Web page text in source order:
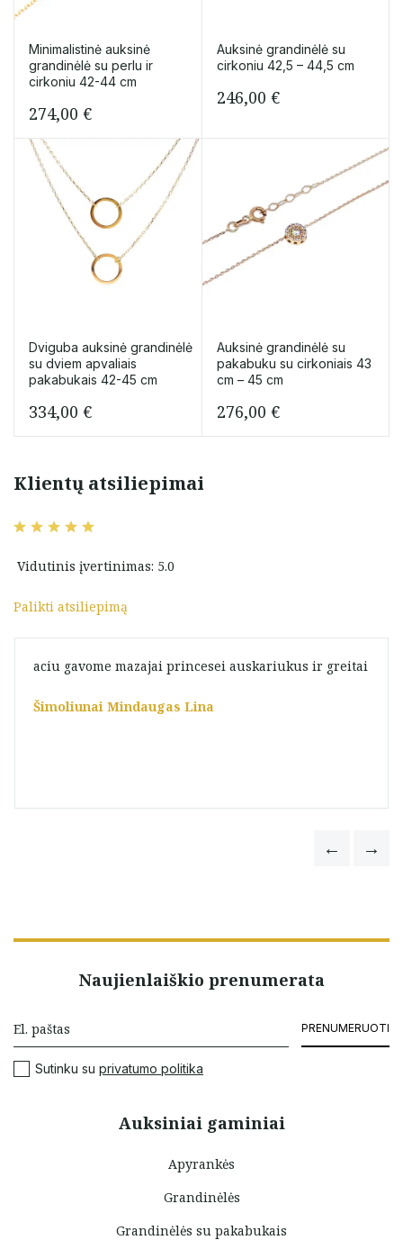
Minimalistinė auksinė
grandinėlė su perlu ir
cirkoniu 42-44 cm
274,00 €
Auksinė grandinėlė su
cirkoniu 42,5 – 44,5 cm
246,00 €
Dviguba auksinė grandinėlė
su dviem apvaliais
pakabukais 42-45 cm
334,00 €
Auksinė grandinėlė su
pakabuku su cirkoniais 43
cm – 45 cm
276,00 €
Klientų atsiliepimai
Vidutinis įvertinimas: 5.0
Palikti atsiliepimą
aciu gavome mazajai princesei auskariukus ir greitai
Šimoliunai Mindaugas Lina
Auksiniai gaminiai
Apyrankės
Grandinėlės
Grandinėlės su pakabukais
Naujienlaiškio prenumerata
PRENUMERUOTI
Sutinku su privatumo politika